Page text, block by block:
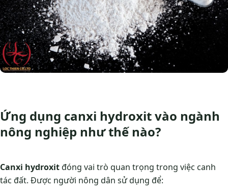
Ứng dụng canxi hydroxit vào ngành
nông nghiệp như thế nào?
Canxi hydroxitđóng vai trò quan trọng trong việc canh
tác đất. Được người nông dân sử dụng để: